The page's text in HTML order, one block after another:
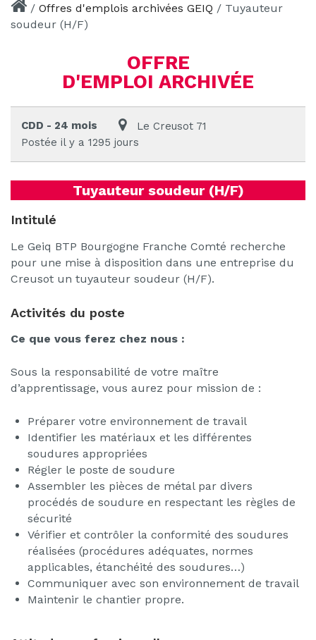
/ Offres d'emplois archivées GEIQ / Tuyauteur
soudeur (H/F)
OFFRE
D'EMPLOI ARCHIVÉE
CDD - 24 mois
Le Creusot 71
Postée il y a 1295 jours
Tuyauteur soudeur (H/F)
Intitulé
Le Geiq BTP Bourgogne Franche Comté recherche
pour une mise à disposition dans une entreprise du
Creusot un tuyauteur soudeur (H/F).
Activités du poste
Ce que vous ferez chez nous :
Sous la responsabilité de votre maître
d’apprentissage, vous aurez pour mission de :
Préparer votre environnement de travail
Identifier les matériaux et les différentes
soudures appropriées
Régler le poste de soudure
Assembler les pièces de métal par divers
procédés de soudure en respectant les règles de
sécurité
Vérifier et contrôler la conformité des soudures
réalisées (procédures adéquates, normes
applicables, étanchéité des soudures…)
Communiquer avec son environnement de travail
Maintenir le chantier propre.